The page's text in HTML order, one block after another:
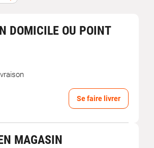
DOMICILE OU POINT
Se faire livrer
MAGASIN